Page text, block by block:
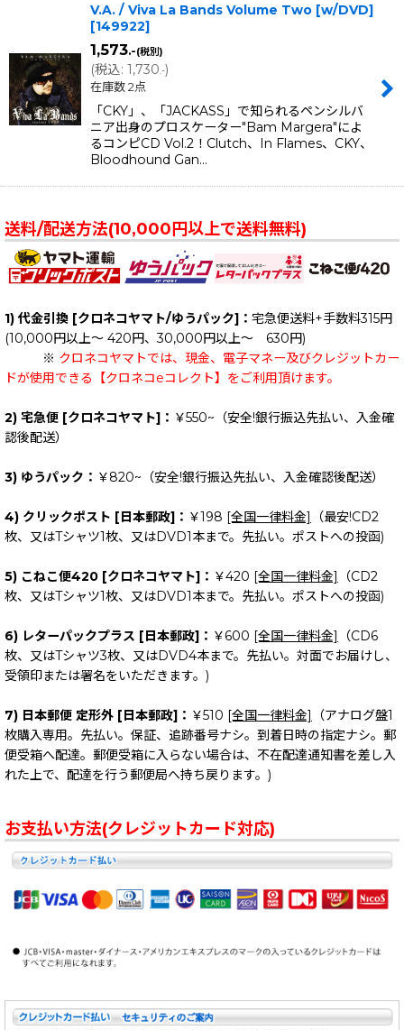
V.A. / Viva La Bands Volume Two [w/DVD]
[149922]
1,573.-(税別)
(税込: 1,730.-)
在庫数 2点
「CKY」、「JACKASS」で知られるペンシルバ
ニア出身のプロスケーター"Bam Margera"によ
るコンピCD Vol.2！Clutch、In Flames、CKY、
Bloodhound Gan…
送料/配送方法(10,000円以上で送料無料)
1) 代金引換 [クロネコヤマト/ゆうパック]： 宅急便送料+手数料315円
(10,000円以上～ 420円、30,000円以上～ 630円)
※ クロネコヤマトでは、現金、電子マネー及びクレジットカー
ドが使用できる【クロネコeコレクト】をご利用頂けます。
2) 宅急便 [クロネコヤマト]： ￥550~（安全!銀行振込先払い、入金確
認後配送）
3) ゆうパック： ￥820~（安全!銀行振込先払い、入金確認後配送）
4) クリックポスト [日本郵政]： ￥198 [全国一律料金]
（最安!CD2
枚、又はTシャツ1枚、又はDVD1本まで。先払い。ポストへの投函)
5) こねこ便420 [クロネコヤマト]： ￥420 [全国一律料金]
（CD2
枚、又はTシャツ1枚、又はDVD1本まで。先払い。ポストへの投函)
6) レターパックプラス [日本郵政]： ￥600 [全国一律料金]
（CD6
枚、又はTシャツ3枚、又はDVD4本まで。先払い。対面でお届けし、
受領印または署名をいただきます。)
7) 日本郵便 定形外 [日本郵政]： ￥510 [全国一律料金]
（アナログ盤1
枚購入専用。先払い。保証、追跡番号ナシ。到着日時の指定ナシ。郵
便受箱へ配達。郵便受箱に入らない場合は、不在配達通知書を差し入
れた上で、配達を行う郵便局へ持ち戻ります。)
お支払い方法(クレジットカード対応)